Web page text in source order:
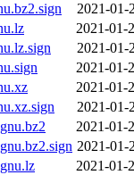
2021-01-
2021-01-
2021-01-
2021-01-
2021-01-
2021-01-
2021-01-
2021-01-
2021-01-